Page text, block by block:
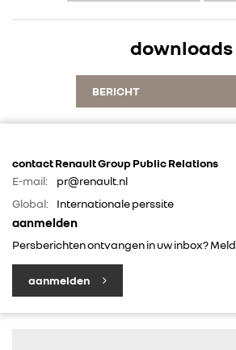
downloads
BERICHT
contact Renault Group Public Relations
E-mail:
pr@renault.nl
Global:
Internationale perssite
aanmelden
Persberichten ontvangen in uw inbox?
aanmelden